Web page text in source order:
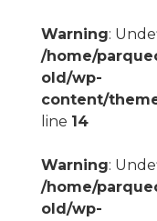
Warning:
/home/
old/wp-
content/
line 14
Warning:
/home/
old/wp-